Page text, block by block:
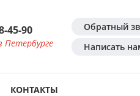
45-90
Петербурге
Обратный
Написать
КОНТАКТЫ